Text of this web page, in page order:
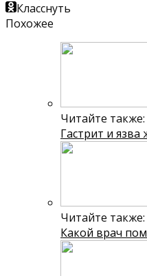
Класснуть
Похожее
Читайте также:
Гастрит и язва
Читайте также:
Какой врач